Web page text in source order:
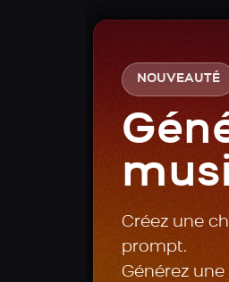
NOUVEAUTÉ
Créez une
prompt.
Générez